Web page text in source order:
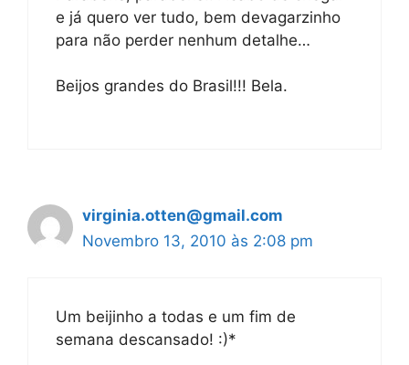
e já quero ver tudo, bem devagarzinho
para não perder nenhum detalhe…
Beijos grandes do Brasil!!! Bela.
virginia.otten@gmail.com
Novembro 13, 2010 às 2:08 pm
Um beijinho a todas e um fim de
semana descansado! :)*